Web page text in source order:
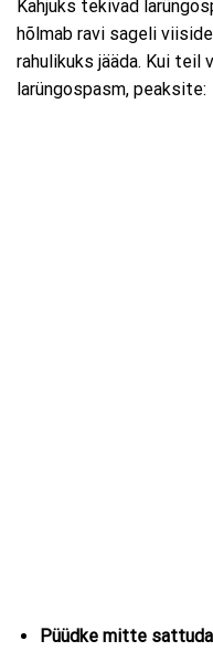
Kahjuks tekivad
hõlmab ravi sageli
rahulikuks jääda. Kui teil
larüngospasm, peaksite:
Püüdke mitte sattuda